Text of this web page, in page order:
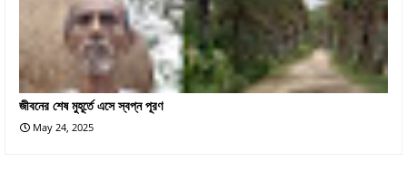
জীবনের শেষ মুহূর্তে এসে স্বপ্ন পূরণ
May 24, 2025